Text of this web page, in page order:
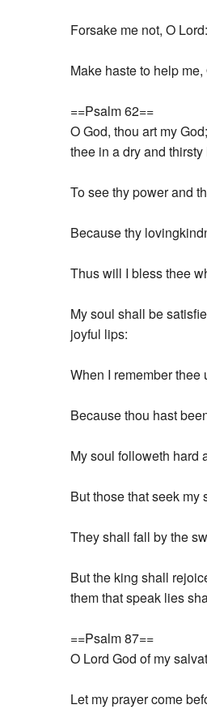
Forsake me not, O
Make haste to help
==Psalm 62==
O God, thou art my
thee in a dry and
To see thy power and
Because thy
Thus will I bless thee
My soul shall be
joyful lips:
When I remember thee
Because thou hast
My soul followeth hard
But those that seek my
They shall fall by the
But the king shall
them that speak lies
==Psalm 87==
O Lord God of my
Let my prayer come